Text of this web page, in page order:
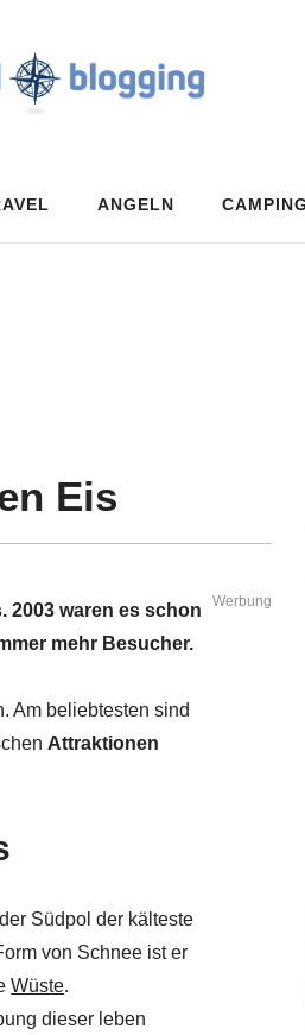
ANGELN CAMPING
Eis
2003 waren es schon
mehr Besucher.
Am beliebtesten sind
Attraktionen
Südpol der kälteste
von Schnee ist er
Wüste.
dieser leben
Werbung